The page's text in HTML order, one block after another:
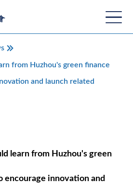
from Huzhou's green finance
and launch related
learn from Huzhou's green
encourage innovation and